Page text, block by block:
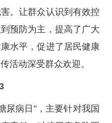
。让群众认识到有效控
预防为主，提高了广大
水平，促进了居民健康
活动深受群众欢迎。
尿病日”，主要针对我国